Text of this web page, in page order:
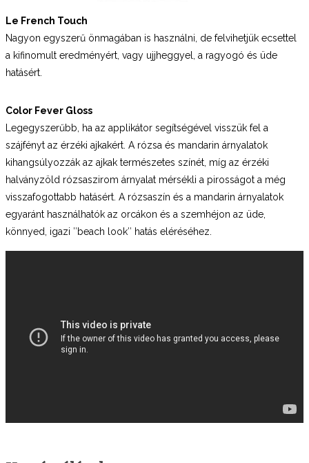
Le French Touch
Nagyon egyszerű önmagában is használni, de felvihetjük ecsettel
a kifinomult eredményért, vagy ujjheggyel, a ragyogó és üde
hatásért.
Color Fever Gloss
Legegyszerűbb, ha az applikátor segítségével visszük fel a
szájfényt az érzéki ajkakért. A rózsa és mandarin árnyalatok
kihangsúlyozzák az ajkak természetes színét, míg az érzéki
halványzöld rózsaszirom árnyalat mérsékli a pirosságot a még
visszafogottabb hatásért. A rózsaszín és a mandarin árnyalatok
egyaránt használhatók az orcákon és a szemhéjon az üde,
könnyed, igazi ″beach look″ hatás eléréséhez.